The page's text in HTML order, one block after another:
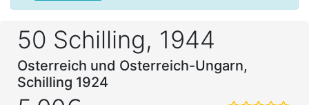
50 Schilling, 1944
Osterreich und Osterreich-Ungarn,
Schilling 1924